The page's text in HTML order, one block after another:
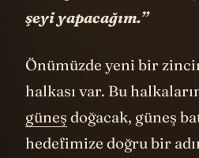
şeyi yapacağım.”
Önümüzde yeni bir
halkası var. Bu
güneş doğacak, güneş
hedefimize doğru bir